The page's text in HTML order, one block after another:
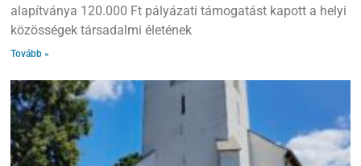
alapítványa 120.000 Ft pályázati támogatást kapott a helyi
közösségek társadalmi életének
Tovább »